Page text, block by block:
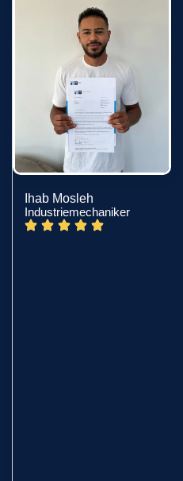
Ihab Mosleh
Industriemechaniker